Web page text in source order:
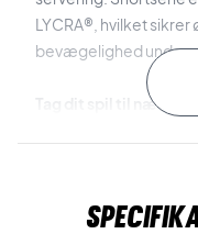
LYCRA®, hvilket
bevægelighed under
Tag dit spil til næste